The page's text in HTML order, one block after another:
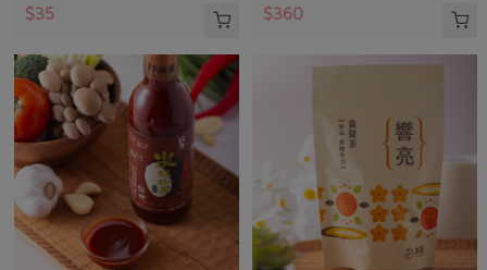
$35 $360